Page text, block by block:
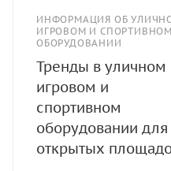
ИНФОРМАЦИЯ ОБ
ИГРОВОМ И СПОРТИВНОМ
ОБОРУДОВАНИИ
Тренды в уличном
игровом и
спортивном
оборудовании для
открытых